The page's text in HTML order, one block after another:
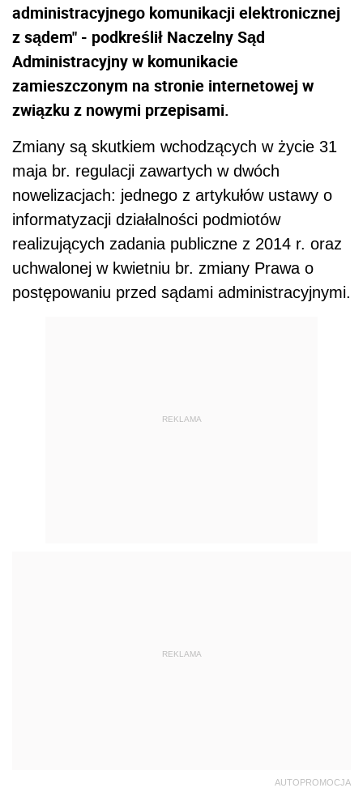
administracyjnego komunikacji elektronicznej
z sądem" - podkreślił Naczelny Sąd
Administracyjny w komunikacie
zamieszczonym na stronie internetowej w
związku z nowymi przepisami.
Zmiany są skutkiem wchodzących w życie 31
maja br. regulacji zawartych w dwóch
nowelizacjach: jednego z artykułów ustawy o
informatyzacji działalności podmiotów
realizujących zadania publiczne z 2014 r. oraz
uchwalonej w kwietniu br. zmiany Prawa o
postępowaniu przed sądami administracyjnymi.
REKLAMA
REKLAMA
AUTOPROMOCJA